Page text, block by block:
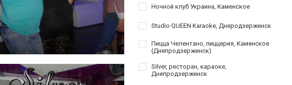
Ночной клуб Украина, Каменское
Studio QUEEN Karaoke, Днеродзержинск
Пицца Челентано, пиццерия, Каменское
(Днепродзержинск)
Silver, ресторан, караоке,
Днепродзержинск